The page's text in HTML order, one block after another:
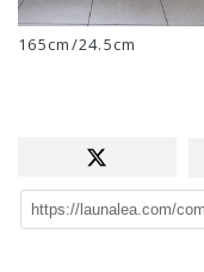
165cm/24.5cm